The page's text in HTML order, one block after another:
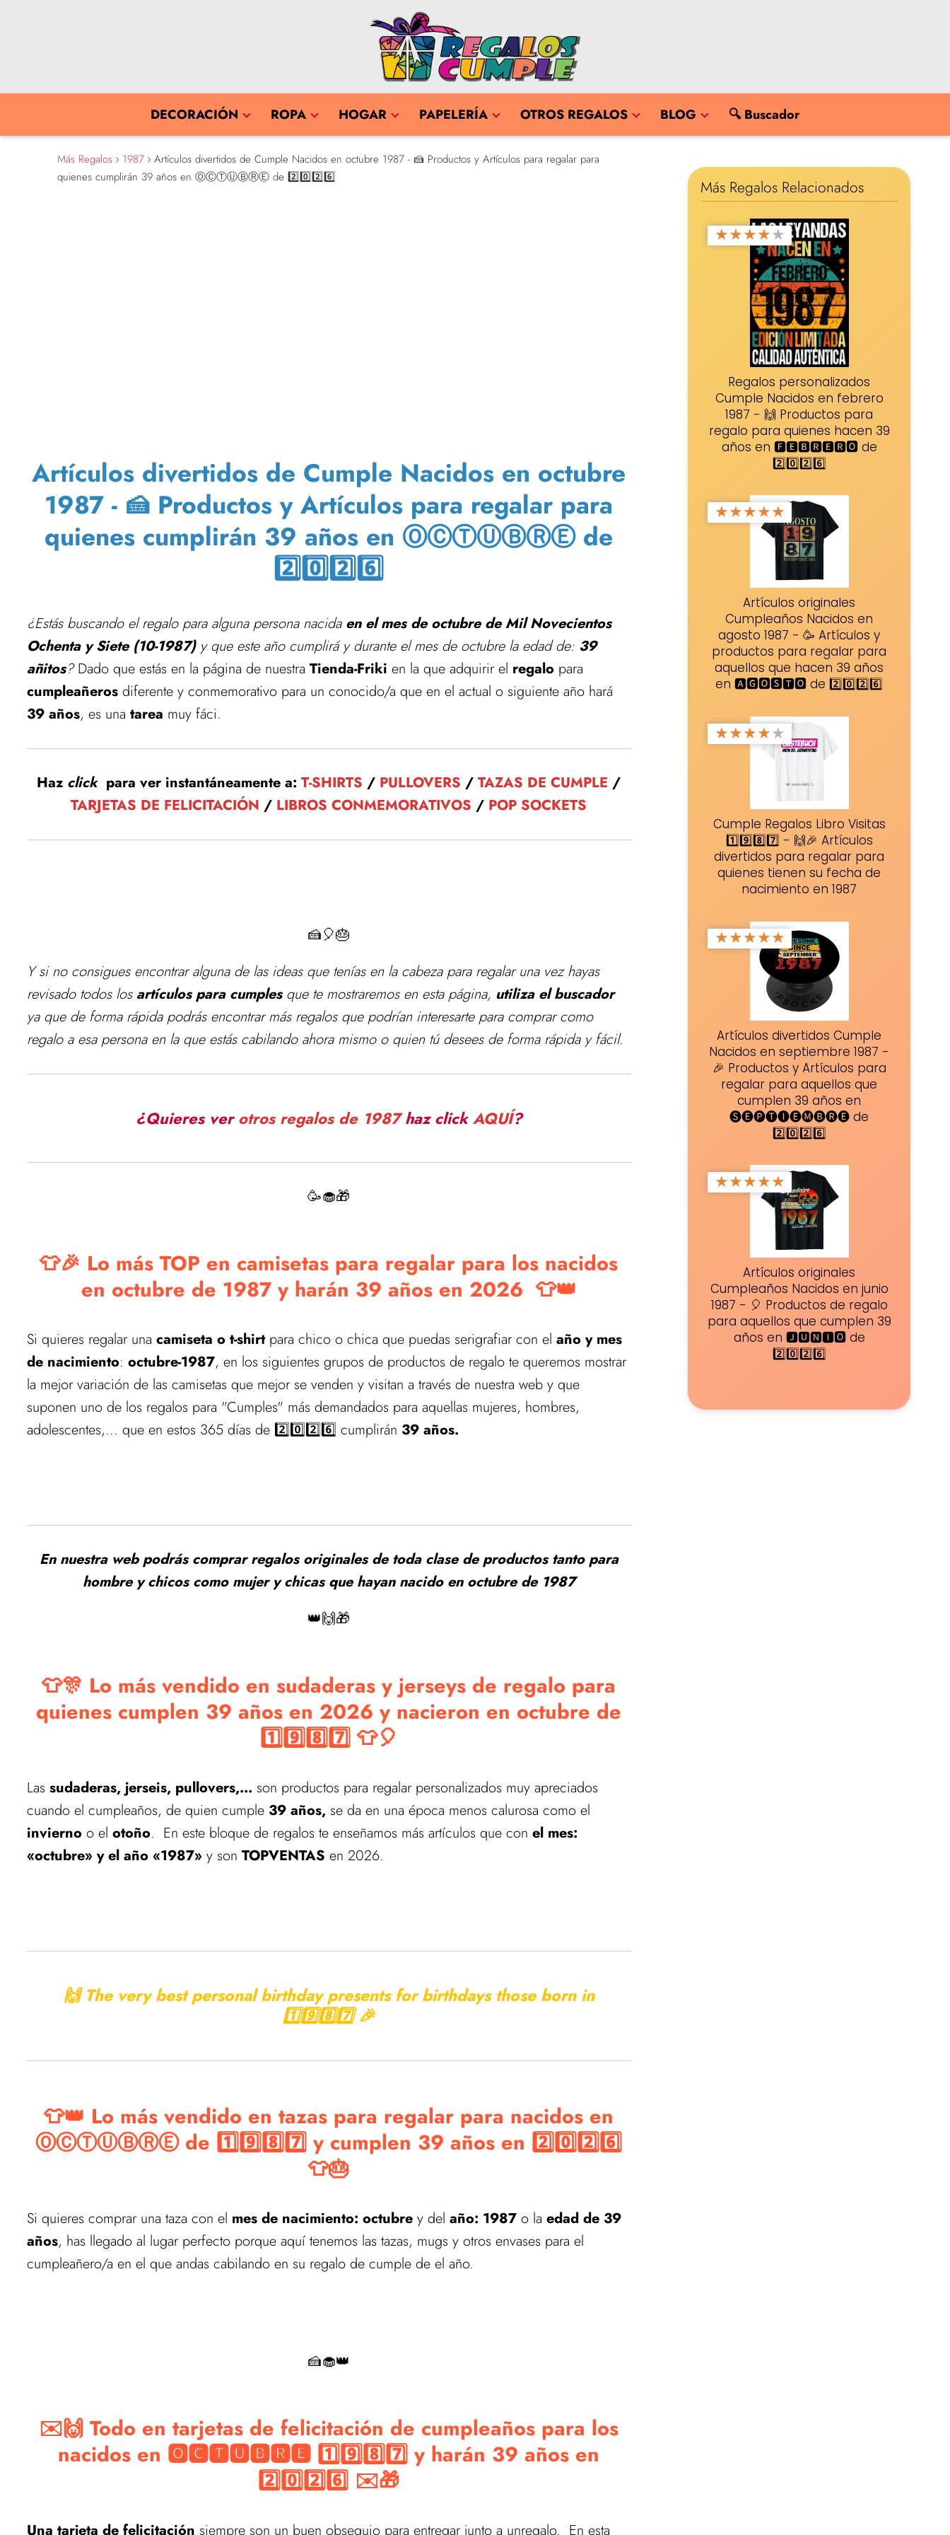
DECORACIÓN ROPA HOGAR PAPELERÍA OTROS REGALOS BLOG 🔍 Buscador
Más Regalos 1987
Artículos divertidos de Cumple Nacidos en octubre 1987 - 🍰 Productos y Artículos para regalar para
quienes cumplirán 39 años en ⓄⒸⓉⓊⒷⓇⒺ de 2️⃣0️⃣2️⃣6️⃣
Artículos divertidos de Cumple Nacidos en octubre
1987 - 🍰 Productos y Artículos para regalar para
quienes cumplirán 39 años en ⓄⒸⓉⓊⒷⓇⒺ de
2️⃣0️⃣2️⃣6️⃣
¿Estás buscando el regalo para alguna persona nacida en el mes de octubre de Mil Novecientos
Ochenta y Siete (10-1987)y que este año cumplirá y durante el mes de octubre la edad de: 39
añitos?Dado que estás en la página de nuestra Tienda-Friki en la que adquirir el regalo para
cumpleañeros diferente y conmemorativo para un conocido/a que en el actual o siguiente año hará
39 años, es una tarea muy fáci.
Haz click para ver instantáneamente a:T-SHIRTS / PULLOVERS /TAZAS DE CUMPLE /
TARJETAS DE FELICITACIÓN / LIBROS CONMEMORATIVOS / POP SOCKETS
🍰🎈🎂
Y si no consigues encontrar alguna de las ideas que tenías en la cabeza para regalaruna vez hayas
revisado todos los artículos para cumplesque te mostraremos en esta página, utiliza el buscador
ya que de forma rápida podrás encontrar más regalos que podrían interesarte para comprar como
regalo a esa persona en la que estás cabilando ahora mismo o quien tú desees de forma rápida y fácil.
¿Quieres verotros regalos de 1987haz clickAQUÍ?
🥳🧁🎁
👕🎉 Lo más TOP en camisetas para regalar para los nacidos
en octubre de 1987 y harán 39 años en 2026 👕👑
Si quieres regalar una camiseta o t-shirtpara chico o chica que puedas serigrafiar con el año y mes
de nacimiento: octubre-1987, en los siguientes grupos de productos de regalo te queremos mostrar
la mejor variación de las camisetas que mejor se venden y visitan a través de nuestra web y que
suponen uno de los regalos para "Cumples" más demandados para aquellas mujeres, hombres,
adolescentes,... que en estos 365 días de 2️⃣0️⃣2️⃣6️⃣ cumplirán 39 años.
En nuestra web podrás comprar regalos originales de toda clase de productos tanto para
hombre y chicos como mujer y chicas que hayan nacido en octubre de 1987
👑🙌🎁
👕🎊 Lo más vendido en sudaderas y jerseys de regalo para
quienes cumplen 39 años en 2026 y nacieron en octubre de
1️⃣9️⃣8️⃣7️⃣ 👕🎈
Las sudaderas, jerseis, pullovers,... son productos para regalar personalizados muy apreciados
cuando el cumpleaños, de quien cumple 39 años, se da en una época menos calurosa como el
invierno o el otoño. En este bloque de regalos te enseñamos más artículos que con el mes:
«octubre» y el año «1987» y son TOPVENTAS en 2026.
🙌 The very best personal birthday presents for birthdays those born in
1️⃣9️⃣8️⃣7️⃣ 🎉
👕👑 Lo más vendido en tazas para regalar para nacidos en
ⓄⒸⓉⓊⒷⓇⒺ de 1️⃣9️⃣8️⃣7️⃣ y cumplen 39 años en 2️⃣0️⃣2️⃣6️⃣
👕🎂
Si quieres comprar una taza con el mes de nacimiento: octubre y del año: 1987 o la edad de 39
años, has llegado al lugar perfecto porque aquí tenemos las tazas, mugs y otros envases para el
cumpleañero/a en el que andas cabilando en su regalo de cumple de el año.
🍰🧁👑
✉️🙌 Todo en tarjetas de felicitación de cumpleaños para los
nacidos en 🅾🅲🆃🆄🅱🆁🅴 1️⃣9️⃣8️⃣7️⃣ y harán 39 años en
2️⃣0️⃣2️⃣6️⃣ ✉️🎁
Una tarjeta de felicitación siempre son un buen obsequio para entregar junto a unregalo. En esta
Más Regalos Relacionados
★★★★★
Regalos personalizados
Cumple Nacidos en febrero
1987 - 🙌 Productos para
regalo para quienes hacen 39
años en 🅵🅴🅱🆁🅴🆁🅾 de
2️⃣0️⃣2️⃣6️⃣
★★★★★
Artículos originales
Cumpleaños Nacidos en
agosto 1987 - 🥳 Artículos y
productos para regalar para
aquellos que hacen 39 años
en 🅰🅶🅾🆂🆃🅾 de 2️⃣0️⃣2️⃣6️⃣
★★★★★
Cumple Regalos Libro Visitas
1️⃣9️⃣8️⃣7️⃣ - 🙌🎉 Artículos
divertidos para regalar para
quienes tienen su fecha de
nacimiento en 1987
★★★★★
Artículos divertidos Cumple
Nacidos en septiembre 1987 -
🎉 Productos y Artículos para
regalar para aquellos que
cumplen 39 años en
🅢🅔🅟🅣🅘🅔🅜🅑🅡🅔 de
2️⃣0️⃣2️⃣6️⃣
★★★★★
Artículos originales
Cumpleaños Nacidos en junio
1987 - 🎈 Productos de regalo
para aquellos que cumplen 39
años en 🅹🆄🅽🅸🅾 de
2️⃣0️⃣2️⃣6️⃣